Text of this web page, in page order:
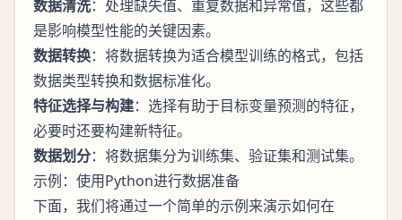
数据清洗：处理缺失值、重复数据和异常值，这些都
是影响模型性能的关键因素。
数据转换：将数据转换为适合模型训练的格式，包括
数据类型转换和数据标准化。
特征选择与构建：选择有助于目标变量预测的特征，
必要时还要构建新特征。
数据划分：将数据集分为训练集、验证集和测试集。
示例：使用Python进行数据准备
下面，我们将通过一个简单的示例来演示如何在